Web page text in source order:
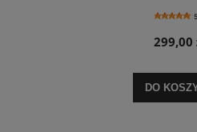
299,00
DO